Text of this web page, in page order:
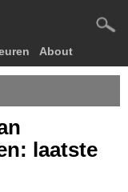
About
laatste